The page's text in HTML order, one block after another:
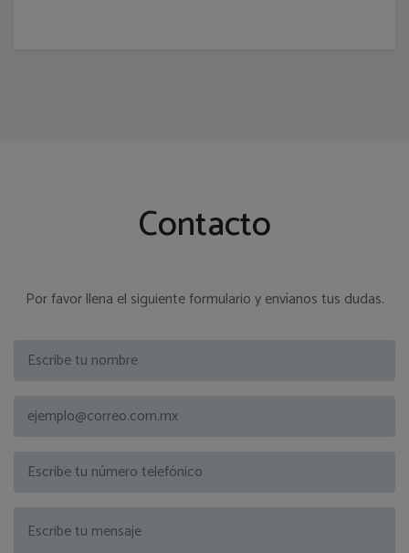
Contacto
Por favor llena el siguiente formulario y envíanos tus dudas.